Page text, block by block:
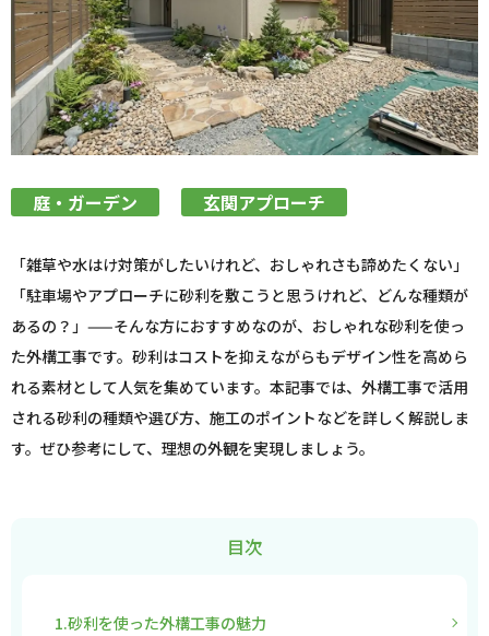
庭・ガーデン 玄関アプローチ
「雑草や水はけ対策がしたいけれど、おしゃれさも諦めたくない」
「駐車場やアプローチに砂利を敷こうと思うけれど、どんな種類が
あるの？」——そんな方におすすめなのが、おしゃれな砂利を使っ
た外構工事です。砂利はコストを抑えながらもデザイン性を高めら
れる素材として人気を集めています。本記事では、外構工事で活用
される砂利の種類や選び方、施工のポイントなどを詳しく解説しま
す。ぜひ参考にして、理想の外観を実現しましょう。
目次
1.砂利を使った外構工事の魅力